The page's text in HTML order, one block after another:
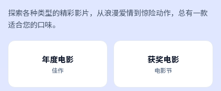
探索各种类型的精彩影片，从浪漫爱情到惊险动作，总有一款
适合您的口味。
年度电影
佳作
获奖电影
电影节